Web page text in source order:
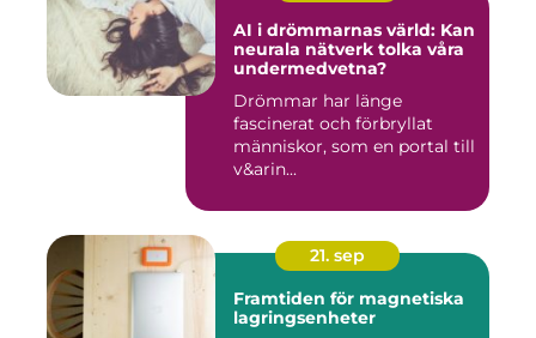
AI i drömmarnas värld: Kan
neurala nätverk tolka våra
undermedvetna?
Drömmar har länge
fascinerat och förbryllat
människor, som en portal till
v&arin...
21. sep
Framtiden för magnetiska
lagringsenheter